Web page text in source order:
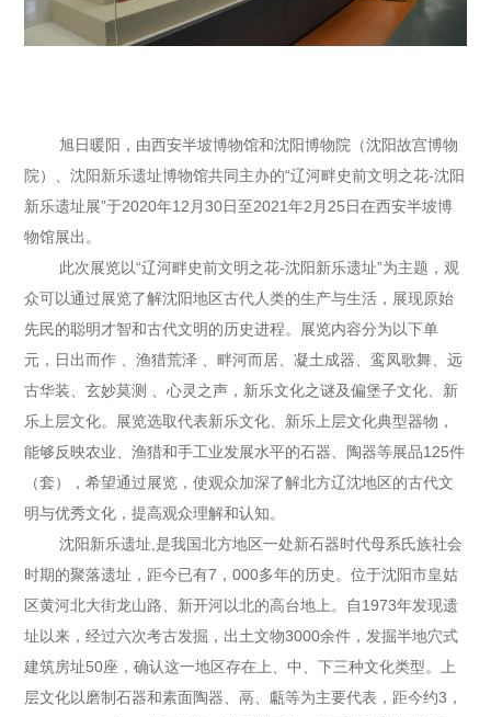
旭日暖阳，由西安半坡博物馆和沈阳博物院（沈阳故宫博物
院）、沈阳新乐遗址博物馆共同主办的“辽河畔史前文明之花-沈阳
新乐遗址展”于2020年12月30日至2021年2月25日在西安半坡博
物馆展出。
此次展览以“辽河畔史前文明之花-沈阳新乐遗址”为主题，观
众可以通过展览了解沈阳地区古代人类的生产与生活，展现原始
先民的聪明才智和古代文明的历史进程。展览内容分为以下单
元，日出而作 、渔猎荒泽 、畔河而居、凝土成器、鸾凤歌舞、远
古华装、玄妙莫测 、心灵之声，新乐文化之谜及偏堡子文化、新
乐上层文化。展览选取代表新乐文化、新乐上层文化典型器物，
能够反映农业、渔猎和手工业发展水平的石器、陶器等展品125件
（套），希望通过展览，使观众加深了解北方辽沈地区的古代文
明与优秀文化，提高观众理解和认知。
沈阳新乐遗址,是我国北方地区一处新石器时代母系氏族社会
时期的聚落遗址，距今已有7，000多年的历史。位于沈阳市皇姑
区黄河北大街龙山路、新开河以北的高台地上。自1973年发现遗
址以来，经过六次考古发掘，出土文物3000余件，发掘半地穴式
建筑房址50座，确认这一地区存在上、中、下三种文化类型。上
层文化以磨制石器和素面陶器、鬲、甗等为主要代表，距今约3，